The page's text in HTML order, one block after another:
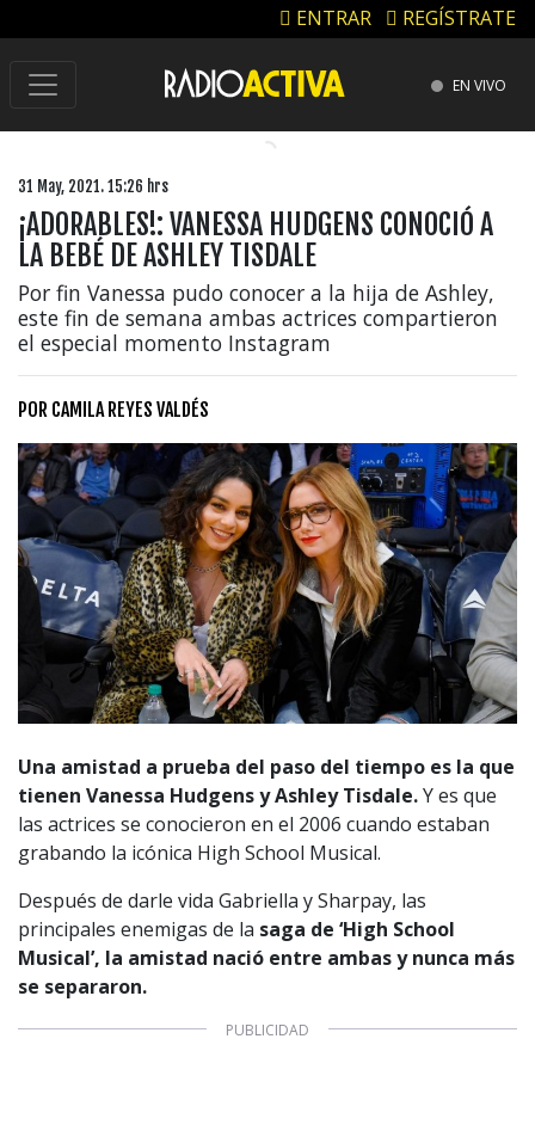
ENTRAR REGÍSTRATE
EN VIVO
31 May, 2021. 15:26 hrs
¡ADORABLES!: VANESSA HUDGENS CONOCIÓ A
LA BEBÉ DE ASHLEY TISDALE
Por fin Vanessa pudo conocer a la hija de Ashley,
este fin de semana ambas actrices compartieron
el especial momento Instagram
POR CAMILA REYES VALDÉS
Una amistad a prueba del paso del tiempo es la que
tienen Vanessa Hudgens y Ashley Tisdale.Y es que
las actrices se conocieron en el 2006 cuando estaban
grabando la icónica High School Musical.
Después de darle vida Gabriella y Sharpay, las
principales enemigas de la saga de ‘High School
Musical’, la amistad nació entre ambas y nunca más
se separaron.